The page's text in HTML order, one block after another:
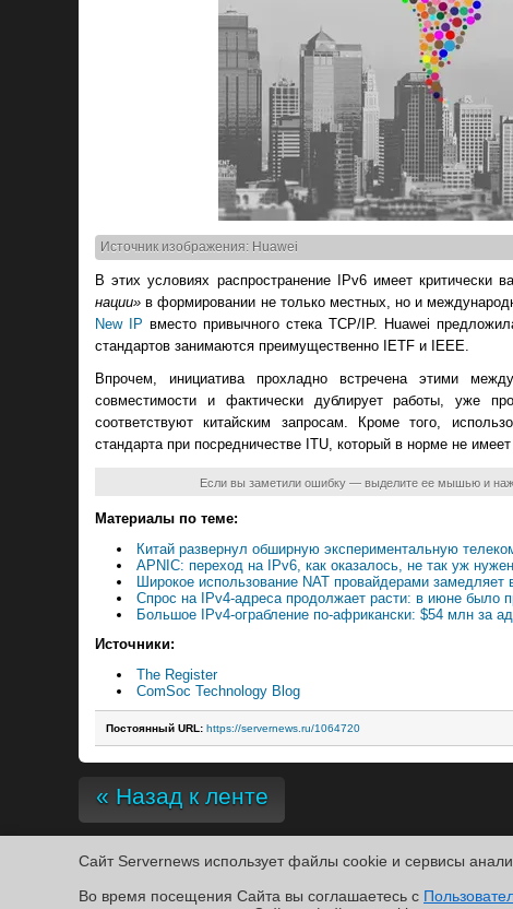
Источник изображения: Huawei
В этих условиях распространение IPv6 имеет критически
нации» в формировании не только местных, но и
New IP вместо привычного стека TCP/IP. Huawei
стандартов занимаются преимущественно IETF и IEEE.
Впрочем, инициатива прохладно встречена этими
совместимости и фактически дублирует работы, уже
соответствуют китайским запросам. Кроме того,
стандарта при посредничестве ITU, который в норме не
Если вы заметили ошибку — выделите ее мышью и
Материалы по теме:
Китай развернул обширную экспериментальную
APNIC: переход на IPv6, как оказалось, не так уж нужен
Широкое использование NAT провайдерами замедляет
Спрос на IPv4-адреса продолжает расти: в июне было
Большое IPv4-ограбление по-африкански: $54 млн за
Источники:
The Register
ComSoc Technology Blog
Постоянный URL: https://servernews.ru/1064720
« Назад к ленте
Copyright ©2010-2026 Servernews.Пользовательское соглашение.Защищено CURATOR.
По всем интересующим Вас вопросам, Вы можете направить сообщение нам в/var/contact
Сайт Servernews использует файлы cookie и сервисы
Во время посещения Cайта вы соглашаетесь с